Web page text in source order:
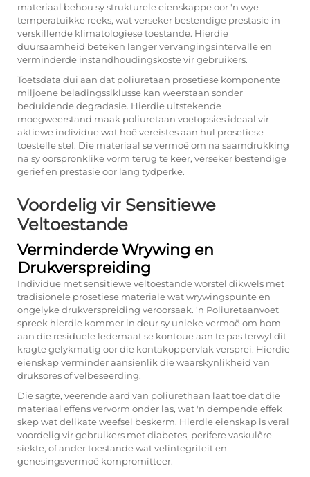
materiaal behou sy strukturele eienskappe oor 'n wye
temperatuikke reeks, wat verseker bestendige prestasie in
verskillende klimatologiese toestande. Hierdie
duursaamheid beteken langer vervangingsintervalle en
verminderde instandhoudingskoste vir gebruikers.
Toetsdata dui aan dat poliuretaan prosetiese komponente
miljoene beladingssiklusse kan weerstaan sonder
beduidende degradasie. Hierdie uitstekende
moegweerstand maak poliuretaan voetopsies ideaal vir
aktiewe individue wat hoë vereistes aan hul prosetiese
toestelle stel. Die materiaal se vermoë om na saamdrukking
na sy oorspronklike vorm terug te keer, verseker bestendige
gerief en prestasie oor lang tydperke.
Voordelig vir Sensitiewe
Veltoestande
Verminderde Wrywing en
Drukverspreiding
Individue met sensitiewe veltoestande worstel dikwels met
tradisionele prosetiese materiale wat wrywingspunte en
ongelyke drukverspreiding veroorsaak. 'n Poliuretaanvoet
spreek hierdie kommer in deur sy unieke vermoë om hom
aan die residuele ledemaat se kontoue aan te pas terwyl dit
kragte gelykmatig oor die kontakoppervlak versprei. Hierdie
eienskap verminder aansienlik die waarskynlikheid van
druksores of velbeseerding.
Die sagte, veerende aard van poliurethaan laat toe dat die
materiaal effens vervorm onder las, wat 'n dempende effek
skep wat delikate weefsel beskerm. Hierdie eienskap is veral
voordelig vir gebruikers met diabetes, perifere vaskulêre
siekte, of ander toestande wat velintegriteit en
genesingsvermoë kompromitteer.